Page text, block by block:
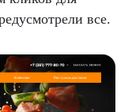
все.